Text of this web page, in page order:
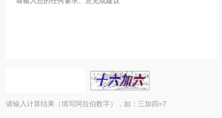
请输入计算结果（填写阿拉伯数字），如：三加四=7